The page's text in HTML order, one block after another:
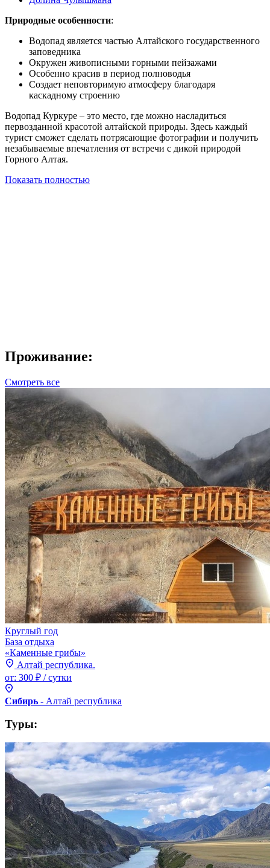
Природные особенности:
Водопад является частью Алтайского государственного
заповедника
Окружен живописными горными пейзажами
Особенно красив в период полноводья
Создает неповторимую атмосферу благодаря
каскадному строению
Водопад Куркуре – это место, где можно насладиться
первозданной красотой алтайской природы. Здесь каждый
турист сможет сделать потрясающие фотографии и получить
незабываемые впечатления от встречи с дикой природой
Горного Алтая.
Показать полностью
Проживание:
Смотреть все
Круглый год
База отдыха
«Каменные грибы»
Алтай республика.
от: 300 ₽ / сутки
Сибирь - Алтай республика
Туры: